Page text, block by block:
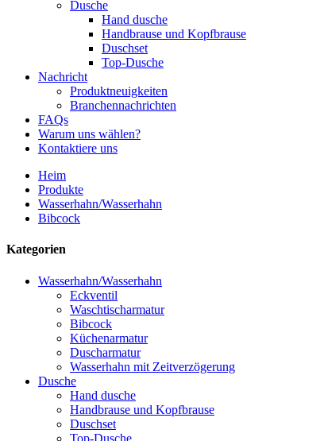
Dusche
Hand dusche
Handbrause und Kopfbrause
Duschset
Top-Dusche
Nachricht
Produktneuigkeiten
Branchennachrichten
FAQs
Warum uns wählen?
Kontaktiere uns
Heim
Produkte
Wasserhahn/Wasserhahn
Bibcock
Kategorien
Wasserhahn/Wasserhahn
Eckventil
Waschtischarmatur
Bibcock
Küchenarmatur
Duscharmatur
Wasserhahn mit Zeitverzögerung
Dusche
Hand dusche
Handbrause und Kopfbrause
Duschset
Top-Dusche